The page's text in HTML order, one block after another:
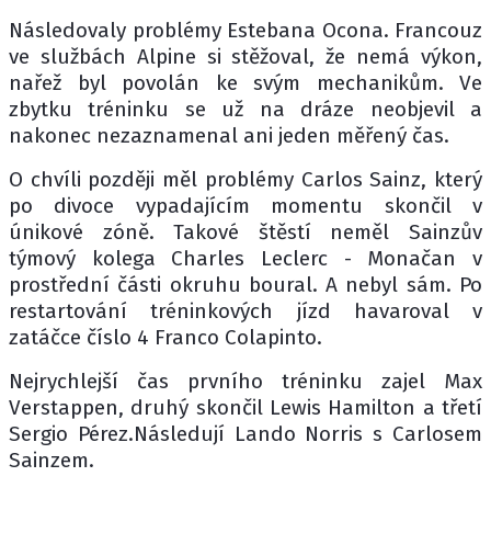
Následovaly problémy Estebana Ocona. Francouz
ve službách Alpine si stěžoval, že nemá výkon,
nařež byl povolán ke svým mechanikům. Ve
zbytku tréninku se už na dráze neobjevil a
nakonec nezaznamenal ani jeden měřený čas.
O chvíli později měl problémy Carlos Sainz, který
po divoce vypadajícím momentu skončil v
únikové zóně. Takové štěstí neměl Sainzův
týmový kolega Charles Leclerc - Monačan v
prostřední části okruhu boural. A nebyl sám. Po
restartování tréninkových jízd havaroval v
zatáčce číslo 4 Franco Colapinto.
Nejrychlejší čas prvního tréninku zajel Max
Verstappen, druhý skončil Lewis Hamilton a třetí
Sergio Pérez.Následují Lando Norris s Carlosem
Sainzem.